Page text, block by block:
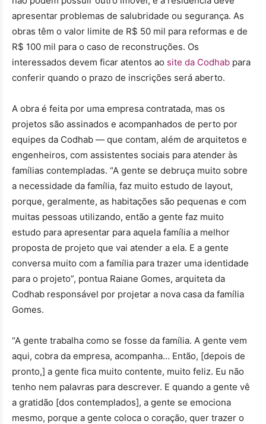
apresentar problemas de salubridade ou segurança. As
obras têm o valor limite de R$ 50 mil para reformas e de
R$ 100 mil para o caso de reconstruções. Os
interessados devem ficar atentos ao site da Codhab para
conferir quando o prazo de inscrições será aberto.
A obra é feita por uma empresa contratada, mas os
projetos são assinados e acompanhados de perto por
equipes da Codhab — que contam, além de arquitetos e
engenheiros, com assistentes sociais para atender às
famílias contempladas. “A gente se debruça muito sobre
a necessidade da família, faz muito estudo de layout,
porque, geralmente, as habitações são pequenas e com
muitas pessoas utilizando, então a gente faz muito
estudo para apresentar para aquela família a melhor
proposta de projeto que vai atender a ela. E a gente
conversa muito com a família para trazer uma identidade
para o projeto”, pontua Raiane Gomes, arquiteta da
Codhab responsável por projetar a nova casa da família
Gomes.
“A gente trabalha como se fosse da família. A gente vem
aqui, cobra da empresa, acompanha… Então, [depois de
pronto,] a gente fica muito contente, muito feliz. Eu não
tenho nem palavras para descrever. E quando a gente vê
a gratidão [dos contemplados], a gente se emociona
mesmo, porque a gente coloca o coração, quer trazer o